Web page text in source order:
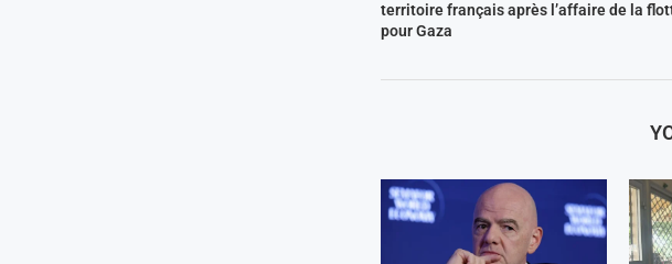
territoire français après l’affaire de la
pour Gaza